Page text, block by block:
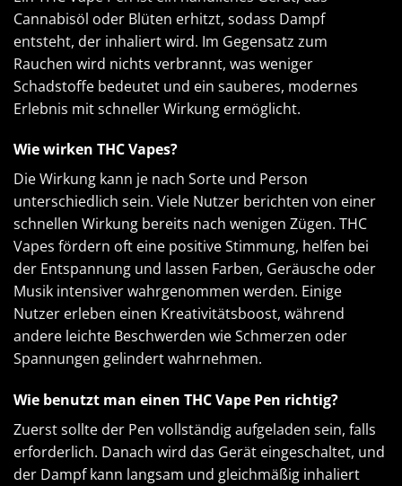
Cannabisöl oder Blüten erhitzt, sodass Dampf
entsteht, der inhaliert wird. Im Gegensatz zum
Rauchen wird nichts verbrannt, was weniger
Schadstoffe bedeutet und ein sauberes, modernes
Erlebnis mit schneller Wirkung ermöglicht.
Wie wirken THC Vapes?
Die Wirkung kann je nach Sorte und Person
unterschiedlich sein. Viele Nutzer berichten von einer
schnellen Wirkung bereits nach wenigen Zügen. THC
Vapes fördern oft eine positive Stimmung, helfen bei
der Entspannung und lassen Farben, Geräusche oder
Musik intensiver wahrgenommen werden. Einige
Nutzer erleben einen Kreativitätsboost, während
andere leichte Beschwerden wie Schmerzen oder
Spannungen gelindert wahrnehmen.
Wie benutzt man einen THC Vape Pen richtig?
Zuerst sollte der Pen vollständig aufgeladen sein, falls
erforderlich. Danach wird das Gerät eingeschaltet, und
der Dampf kann langsam und gleichmäßig inhaliert